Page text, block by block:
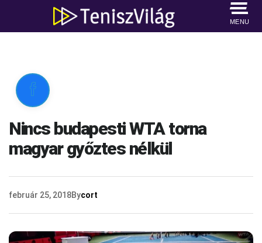
MENU

Nincs budapesti WTA torna
magyar győztes nélkül
február 25, 2018Bycort